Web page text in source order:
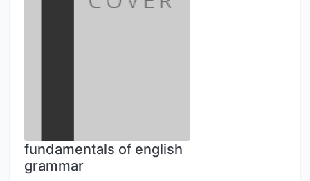
fundamentals of english
grammar